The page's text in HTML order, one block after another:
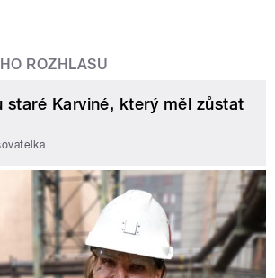
ROZHLASU
staré Karviné, který měl zůstat